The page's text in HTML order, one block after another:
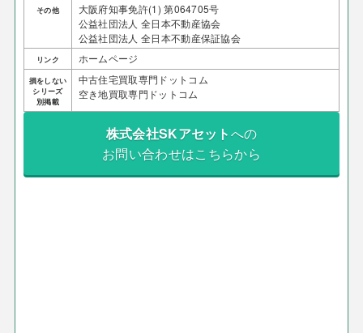
その他
大阪府知事免許(1) 第064705号
公益社団法人 全日本不動産協会
公益社団法人 全日本不動産保証協会
リンク ホームページ
損をしない
シリーズ
別掲載
中古住宅買取専門ドットコム
空き地買取専門ドットコム
株式会社SKアセットへの
お問い合わせはこちらから